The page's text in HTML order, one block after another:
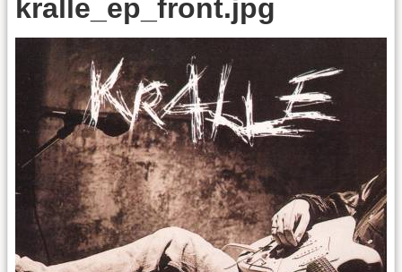
kralle_ep_front.jpg